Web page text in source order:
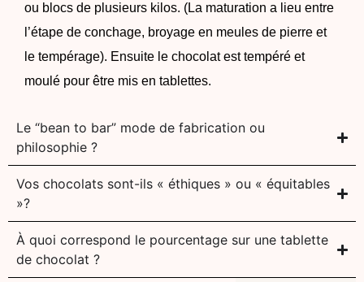
ou blocs de plusieurs kilos. (La maturation a lieu entre
l’étape de conchage, broyage en meules de pierre et
le tempérage). Ensuite le chocolat est tempéré et
moulé pour être mis en tablettes.
Le “bean to bar” mode de fabrication ou
philosophie ?
Vos chocolats sont-ils « éthiques » ou « équitables
»?
À quoi correspond le pourcentage sur une tablette
de chocolat ?